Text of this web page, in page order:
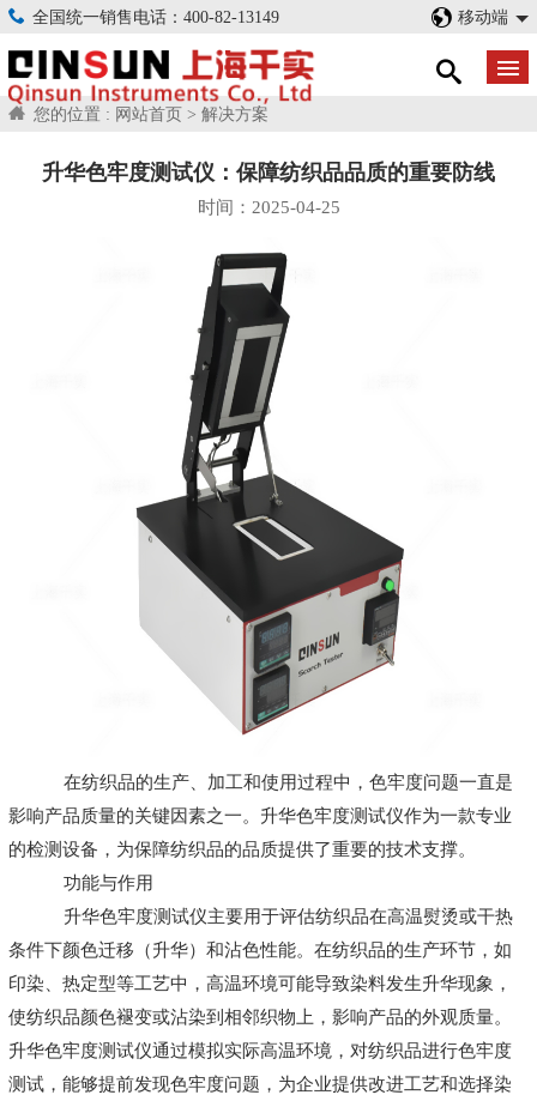
全国统一销售电话：400-82-13149 移动端
您的位置 : 网站首页 > 解决方案
升华色牢度测试仪：保障纺织品品质的重要防线
时间：2025-04-25
在纺织品的生产、加工和使用过程中，色牢度问题一直是
影响产品质量的关键因素之一。升华色牢度测试仪作为一款专业
的检测设备，为保障纺织品的品质提供了重要的技术支撑。
功能与作用
升华色牢度测试仪主要用于评估纺织品在高温熨烫或干热
条件下颜色迁移（升华）和沾色性能。在纺织品的生产环节，如
印染、热定型等工艺中，高温环境可能导致染料发生升华现象，
使纺织品颜色褪变或沾染到相邻织物上，影响产品的外观质量。
升华色牢度测试仪通过模拟实际高温环境，对纺织品进行色牢度
测试，能够提前发现色牢度问题，为企业提供改进工艺和选择染